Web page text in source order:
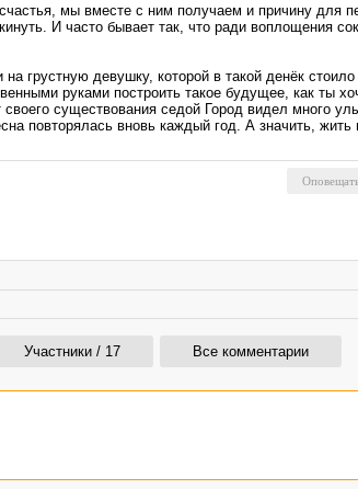
мы вместе с ним получаем и причину
И часто бывает так, что ради воплощения
грустную девушку, которой в такой денёк
руками построить такое будущее, как ты
существования седой Город видел много
повторялась вновь каждый год. А значить,
Участники / 17 Все комментарии